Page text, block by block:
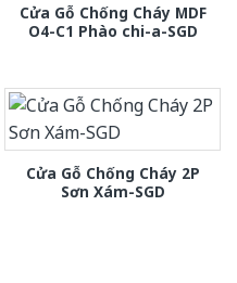
Cửa Gỗ Chống Cháy MDF
O4-C1 Phào chi-a-SGD
Cửa Gỗ Chống Cháy 2P
Sơn Xám-SGD